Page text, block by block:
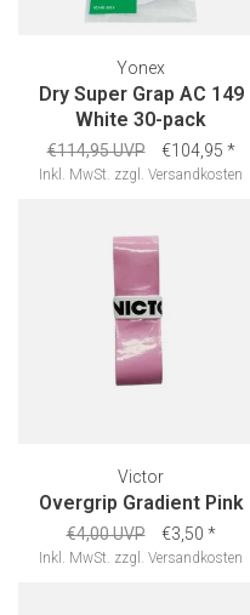
Yonex
Dry Super Grap AC 149
White 30-pack
€114,95 UVP €104,95 *
Inkl. MwSt. zzgl. Versandkosten
Victor
Overgrip Gradient Pink
€4,00 UVP €3,50 *
Inkl. MwSt. zzgl. Versandkosten